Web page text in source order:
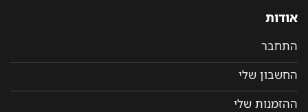
אודות
התחבר
החשבון שלי
ההזמנות שלי